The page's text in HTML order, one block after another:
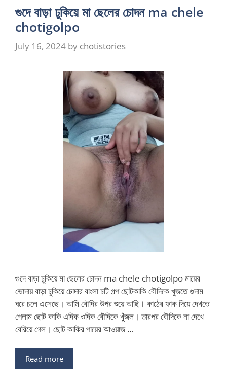
গুদে বাড়া ঢুকিয়ে মা ছেলের চোদন ma chele
chotigolpo
July 16, 2024 by chotistories
গুদে বাড়া ঢুকিয়ে মা ছেলের চোদন ma chele chotigolpo মায়ের
ভোদায় বাড়া ঢুকিয়ে চোদার বাংলা চটি গল্প ছোটকাকি বৌদিকে খুজতে গুদাম
ঘরে চলে এসেছে। আমি বৌদির উপর শুয়ে আছি। কাঠের ফাক দিয়ে দেখতে
পেলাম ছোট কাকি এদিক ওদিক বৌদিকে খুঁজল। তারপর বৌদিকে না দেখে
বেরিয়ে গেল। ছোট কাকির পায়ের আওয়াজ …
Read more